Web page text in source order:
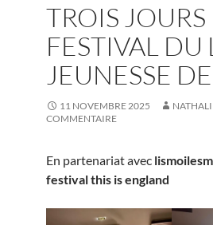
TROIS
FESTIVAL DU
JEUNESSE
11 NOVEMBRE 2025
COMMENTAIRE
En partenariat avec
festival this is england